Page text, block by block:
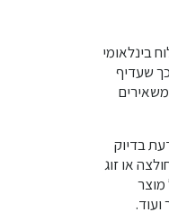
בינלאומי
שעדיף
בדיוק
או זוג
מוצר